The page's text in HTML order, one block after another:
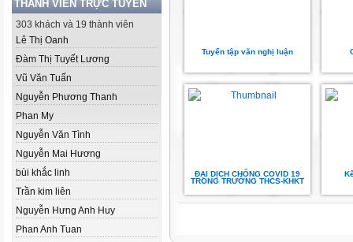
THÀNH VIÊN TRỰC TUYẾN
303 khách và 19 thành viên
Lê Thị Oanh
Đàm Thị Tuyết Lương
Vũ Văn Tuấn
Nguyễn Phương Thanh
Phan My
Nguyễn Văn Tình
Nguyễn Mai Hương
bùi khắc linh
Trần kim liên
Nguyễn Hưng Anh Huy
Phan Anh Tuan
Tuyển tập văn nghị luận
ĐẠI DỊCH CHỐNG COVID 19
TRONG TRƯỜNG THCS-KHKT